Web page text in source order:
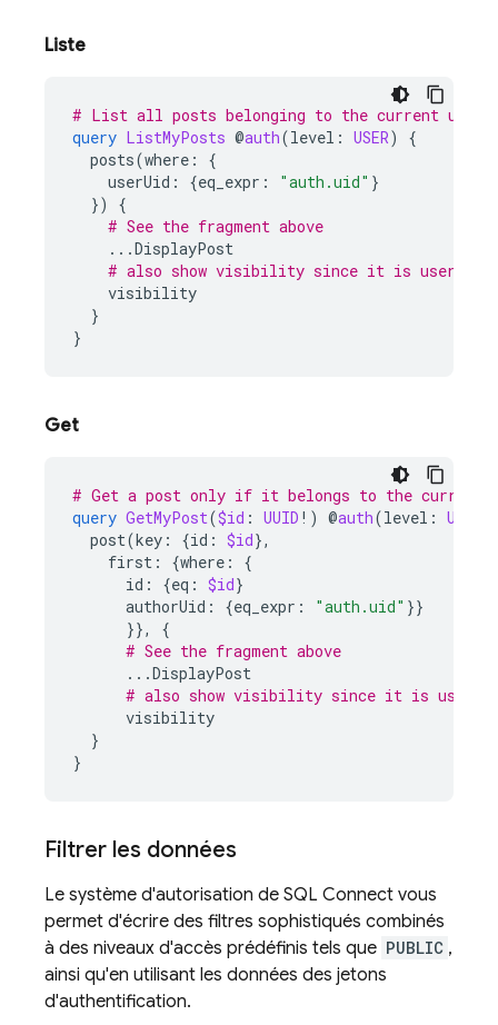
Liste
# List all posts belonging to the current user
query ListMyPosts @auth(level : USER)
{
posts(where :
{
userUid : {eq_expr : "auth.uid" }
})
{
# See the fragment above
...DisplayPost
# also show visibility since it is user-
visibility
}
}
Get
# Get a post only if it belongs to the current
query GetMyPost($id : UUID !) @auth(level : USER
post(key : {id : $id},
first : {where :
{
id : {eq : $id}
authorUid : {eq_expr : "auth.uid" }}
}},
{
# See the fragment above
...DisplayPost
# also show visibility since it is user-
visibility
}
}
Filtrer les données
Le système d'autorisation de SQL Connect vous
permet d'écrire des filtres sophistiqués combinés
à des niveaux d'accès prédéfinis tels que PUBLIC ,
ainsi qu'en utilisant les données des jetons
d'authentification.